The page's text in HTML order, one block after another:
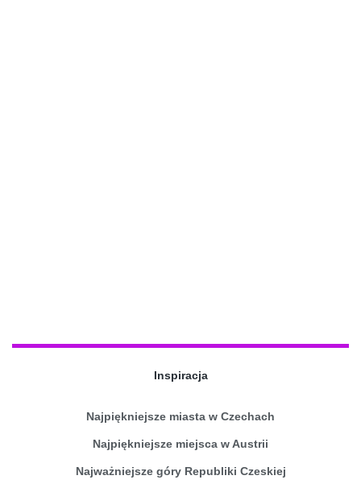
Inspiracja
Najpiękniejsze miasta w Czechach
Najpiękniejsze miejsca w Austrii
Najważniejsze góry Republiki Czeskiej